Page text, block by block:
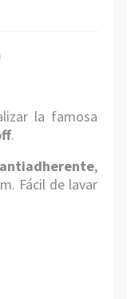
la famosa
.
,
Fácil de lavar